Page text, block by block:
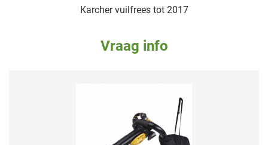
Karcher vuilfrees tot 2017
Vraag info